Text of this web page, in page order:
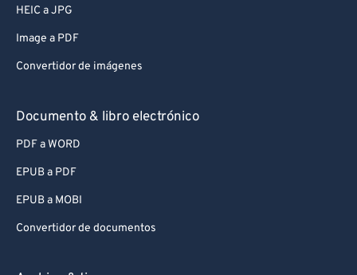
HEIC a JPG
Image a PDF
Convertidor de imágenes
Documento & libro electrónico
PDF a WORD
EPUB a PDF
EPUB a MOBI
Convertidor de documentos